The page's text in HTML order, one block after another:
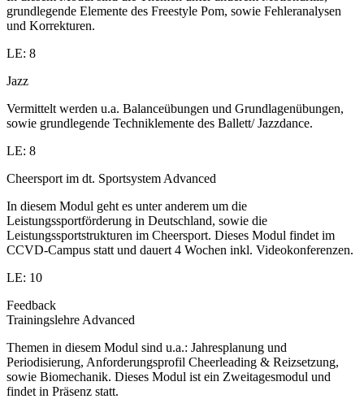
grundlegende Elemente des Freestyle Pom, sowie Fehleranalysen
und Korrekturen.
LE: 8
Jazz
Vermittelt werden u.a. Balanceübungen und Grundlagenübungen,
sowie grundlegende Techniklemente des Ballett/ Jazzdance.
LE: 8
Cheersport im dt. Sportsystem Advanced
In diesem Modul geht es unter anderem um die
Leistungssportförderung in Deutschland, sowie die
Leistungssportstrukturen im Cheersport. Dieses Modul findet im
CCVD-Campus statt und dauert 4 Wochen inkl. Videokonferenzen.
LE: 10
Feedback
Trainingslehre Advanced
Themen in diesem Modul sind u.a.: Jahresplanung und
Periodisierung, Anforderungsprofil Cheerleading & Reizsetzung,
sowie Biomechanik. Dieses Modul ist ein Zweitagesmodul und
findet in Präsenz statt.